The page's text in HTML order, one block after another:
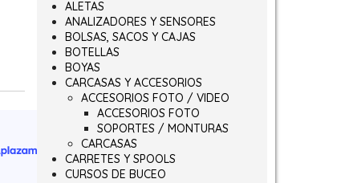
ALETAS
ANALIZADORES Y SENSORES
BOLSAS, SACOS Y CAJAS
BOTELLAS
BOYAS
CARCASAS Y ACCESORIOS
ACCESORIOS FOTO / VIDEO
ACCESORIOS FOTO
SOPORTES / MONTURAS
CARCASAS
CARRETES Y SPOOLS
CURSOS DE BUCEO